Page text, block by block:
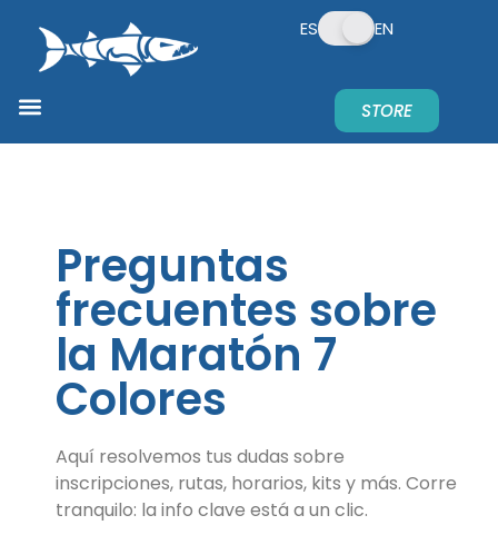
ES EN
STORE
Preguntas
frecuentes sobre
la Maratón 7
Colores
Aquí resolvemos tus dudas sobre
inscripciones, rutas, horarios, kits y más. Corre
tranquilo: la info clave está a un clic.